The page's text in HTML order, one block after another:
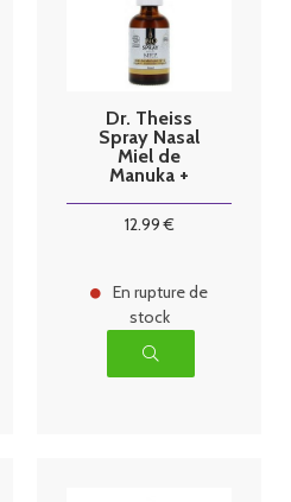
Dr. Theiss
Spray Nasal
Miel de
Manuka +
30 ml
12.99€
En rupture de
stock